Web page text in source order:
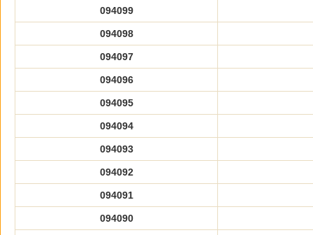
094099
094098
094097
094096
094095
094094
094093
094092
094091
094090